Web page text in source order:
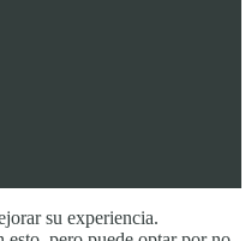
su experiencia.